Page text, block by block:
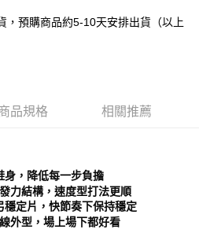
後付」後，將跳轉至「AFTEE先享後付」
立刻繳費，但若您需要取消訂單，請聯絡
support/home
提供之「AFTEE先享後付」服務完成之交
上)免運費
上)免運費
上)免運費
，預購商品約5-10天安排出貨（以上
品規格 相關推薦
身，降低每一步負擔
力結構，速度型打法更順
穩定片，快節奏下保持穩定
外型，場上場下都好看